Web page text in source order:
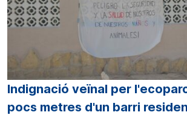
Indignació veïnal per
pocs metres d'un barri